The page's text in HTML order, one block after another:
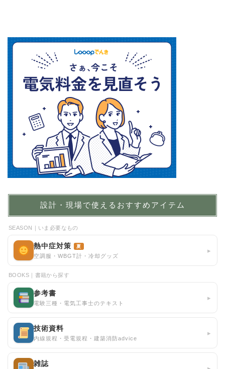
設計・現場で使えるおすすめアイテム
SEASON｜いま必要なもの
熱中症対策 夏
空調服・WBGT計・冷却グッズ
▸
BOOKS｜書籍から探す
参考書
電験三種・電気工事士のテキスト
▸
技術資料
内線規程・受電規程・建築消防advice
▸
雑誌